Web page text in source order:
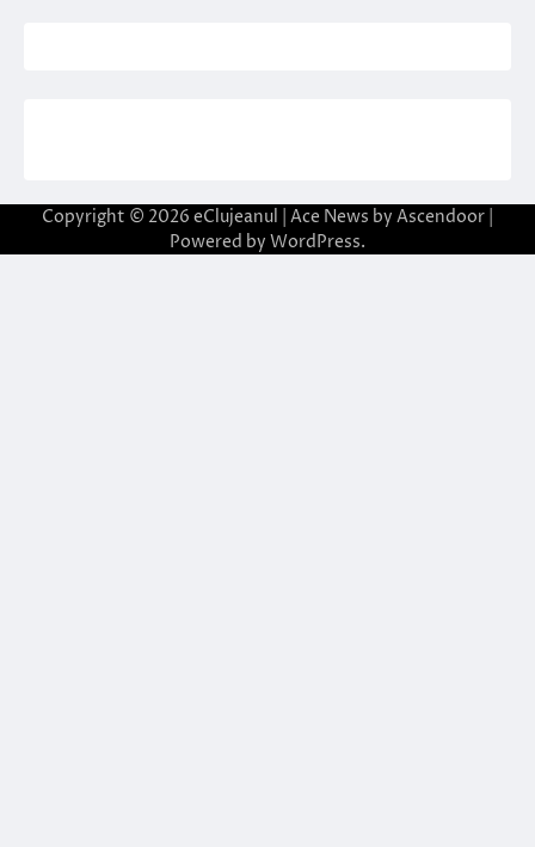
Copyright © 2026 eClujeanul | Ace News by Ascendoor
Powered by WordPress.